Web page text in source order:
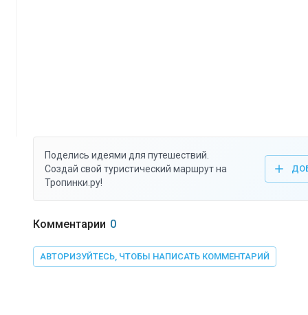
Поделись идеями для путешествий.
Создай свой туристический маршрут на
Тропинки.ру!
Комментарии 0
АВТОРИЗУЙТЕСЬ, ЧТОБЫ НАПИСАТЬ КОММЕНТАРИЙ